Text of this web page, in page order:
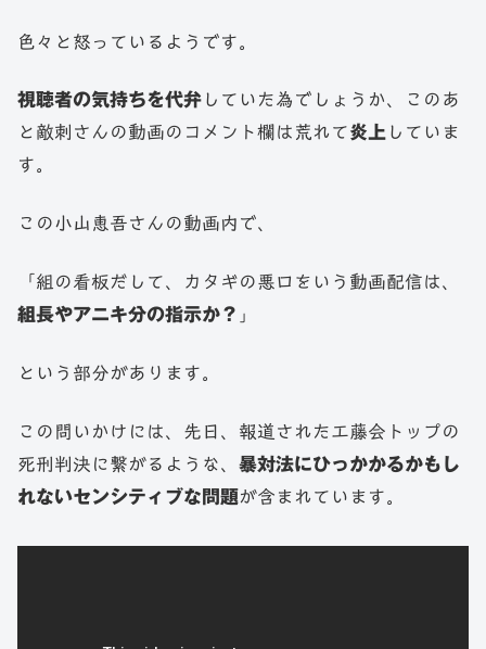
色々と怒っているようです。
視聴者の気持ちを代弁 していた為でしょうか、このあ
と敵刺さんの動画のコメント欄は荒れて炎上 していま
す。
この小山恵吾さんの動画内で、
「組の看板だして、カタギの悪口をいう動画配信は、
組長やアニキ分の指示か？ 」
という部分があります。
この問いかけには、先日、報道された工藤会トップの
死刑判決に繋がるような、 暴対法にひっかかるかもし
れないセンシティブな問題が含まれています。